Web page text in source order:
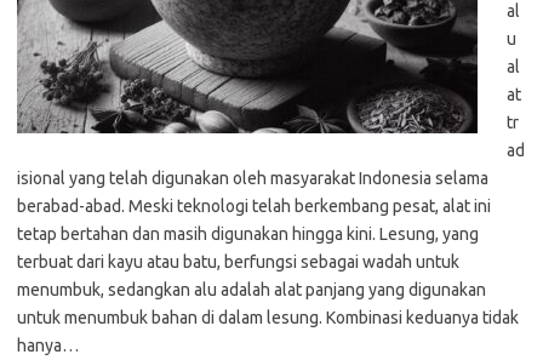
al
u
al
at
tr
ad
isional yang telah digunakan oleh masyarakat Indonesia selama
berabad-abad. Meski teknologi telah berkembang pesat, alat ini
tetap bertahan dan masih digunakan hingga kini. Lesung, yang
terbuat dari kayu atau batu, berfungsi sebagai wadah untuk
menumbuk, sedangkan alu adalah alat panjang yang digunakan
untuk menumbuk bahan di dalam lesung. Kombinasi keduanya tidak
hanya…